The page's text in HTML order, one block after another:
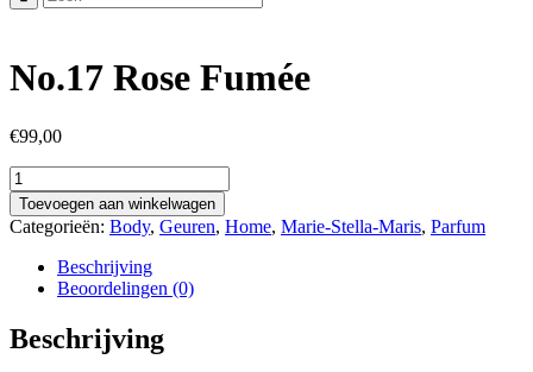
No.17 Rose Fumée
€99,00
No.17
Rose
Fumée
aantal
Toevoegen aan winkelwagen
Categorieën: Body, Geuren, Home, Marie-Stella-Maris, Parfum
Beschrijving
Beoordelingen (0)
Beschrijving